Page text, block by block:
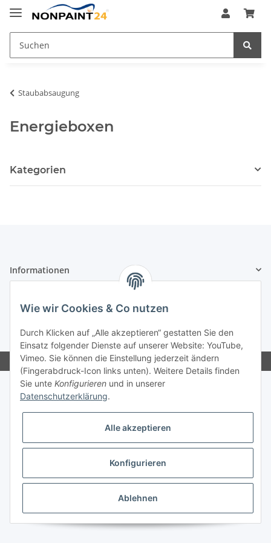
Staubabsaugung
Energieboxen
Kategorien
Informationen
Gesetzliche Informationen
* Alle Preise inkl. gesetzlicher MwSt., zzgl.Versand
Wie wir Cookies & Co nutzen
Durch Klicken auf „Alle akzeptieren“ gestatten Sie den
Einsatz folgender Dienste auf unserer Website: YouTube,
Vimeo. Sie können die Einstellung jederzeit ändern
(Fingerabdruck-Icon links unten). Weitere Details finden
Sie unte Konfigurieren und in unserer
Datenschutzerklärung.
Alle akzeptieren
Konfigurieren
Ablehnen